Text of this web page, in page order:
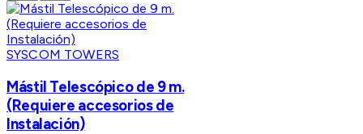
SYSCOM TOWERS
Mástil Telescópico de 9 m.
(Requiere accesorios de
Instalación)